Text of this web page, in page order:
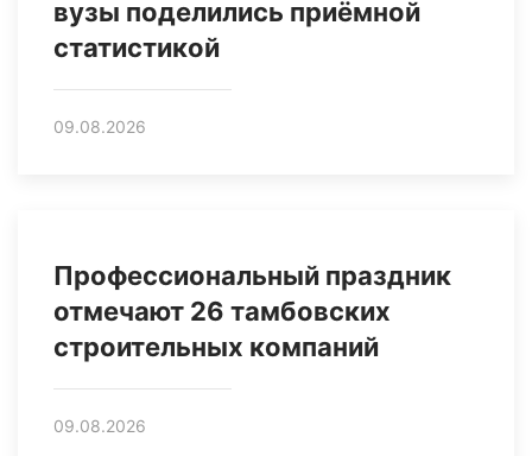
вузы поделились приёмной
статистикой
09.08.2026
Профессиональный праздник
отмечают 26 тамбовских
строительных компаний
09.08.2026